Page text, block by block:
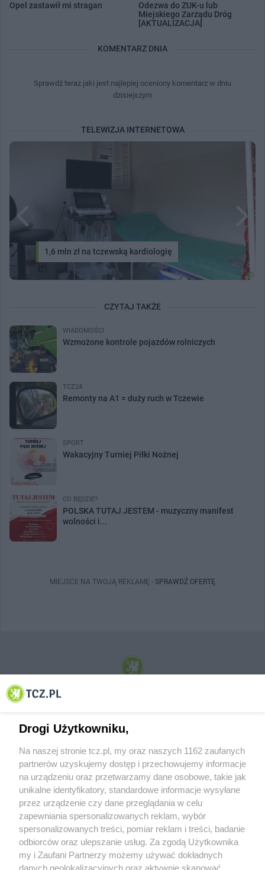
Opel zastawił mi stragan
Odezwa do ZUK-u lub
Miejskiego Zarządu Dróg
[AKTUALIZACJA]
KOMENTARZ DNIA
Sprawdź teraz jaki jest najlepiej oceniony komentarz w dniu
dzisiejszym
TELEWIZJA INTERNETOWA
1,6 mln zł na tczewską kardiologię
CZYTAJ TAKŻE
WIADOMOŚCI
Wzmożone kontrole pojazdów rolniczych
TCZ24
Remonty na A1 = duży ruch w Tczewie
SPORT
Wakacyjny Turniej Piłki Nożnej
CO BĘDZIE?
POLSKA TUTAJ JESTEM - muzyczny manifest
wolności i...
MIEJSCE NA TWOJĄ REKLAMĘ - SPRAWDŹ OFERTĘ
© 2001-2026 Tczew - TCZ.PL Sp. z o.o. Internetowy Serwis Informacyjny Miasta
O FIRMIE POLITYKA PRYWATNOŚCI HOSTING
REKLAMA WSPÓŁPRACA RSS FACEBOOK KONTAKT
Nasze serwisy
Drogi Użytkowniku,
Na naszej stronie tcz.pl, my oraz naszych 1162 zaufanych
partnerów uzyskujemy dostęp i przechowujemy informacje
na urządzeniu oraz przetwarzamy dane osobowe, takie jak
unikalne identyfikatory, standardowe informacje wysyłane
przez urządzenie czy dane przeglądania w celu
zapewniania spersonalizowanych reklam, wybór
spersonalizowanych treści, pomiar reklam i treści, badanie
odbiorców oraz ulepszanie usług. Za zgodą Użytkownika
my i Zaufani Partnerzy możemy używać dokładnych
danych geolokalizacyjnych oraz aktywnie skanować